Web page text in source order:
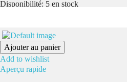
Disponibilité: 5 en stock
Ajouter au panier
Add to wishlist
Aperçu rapide